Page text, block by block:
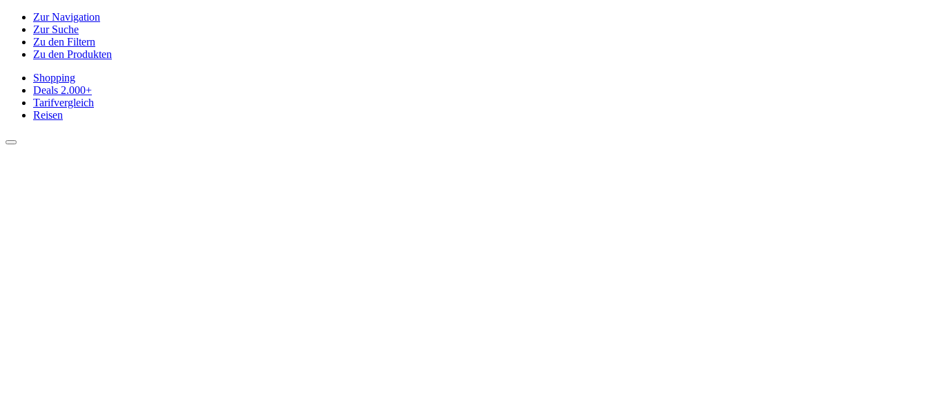
Zur Navigation
Zur Suche
Zu den Filtern
Zu den Produkten
Shopping
Deals 2.000+
Tarifvergleich
Reisen